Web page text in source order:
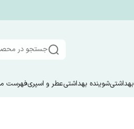
جستجو در
بهداشتیشوینده بهداشتیعطر و اسپریفهرست